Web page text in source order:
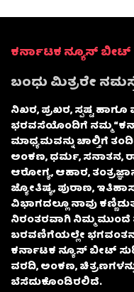
ಕರ್ನಾಟಕ ನ್ಯೂಸ್ ಬೀಟ್
ಬಂಧು ಮಿತ್ರರೇ
ನಿಖರ, ಪ್ರಖರ, ಸ್ಪಷ್ಟ ಹಾಗೂ
ಭರವಸೆಯೊಂದಿಗೆ ನಮ್ಮ
ಮಾಧ್ಯಮವನ್ನು ಚಾಲ್ತಿಗೆ
ಅಂಕಣ, ಧರ್ಮ, ಸನಾತನ,
ಆರೋಗ್ಯ, ಆಹಾರ,
ಜ್ಯೋತಿಷ್ಯ, ಪುರಾಣ,
ವಿಭಾಗದಲ್ಲೂ ನಾವು
ನಿರಂತರವಾಗಿ ನಿಮ್ಮ ಮುಂದೆ
ಬರವಣಿಗೆಯಲ್ಲೇ
ಕರ್ನಾಟಕ ನ್ಯೂಸ್ ಬೀಟ್
ವರದಿ, ಅಂಕಣ, ಚಿತ್ರಣಗಳನ್ನು
ಬೆಸೆದುಕೊಂಡಿರಲಿದೆ.